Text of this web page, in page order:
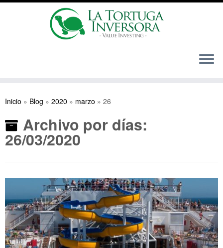
Inicio » Blog » 2020 » marzo » 26
Archivo por días:
26/03/2020